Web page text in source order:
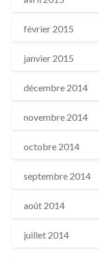
février 2015
janvier 2015
décembre 2014
novembre 2014
octobre 2014
septembre 2014
août 2014
juillet 2014